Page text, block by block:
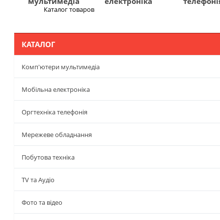
Каталог товаров
КАТАЛОГ
Комп'ютери мультимедіа
Мобільна електроніка
Оргтехніка телефонія
Мережеве обладнання
Побутова техніка
TV та Аудіо
Фото та відео